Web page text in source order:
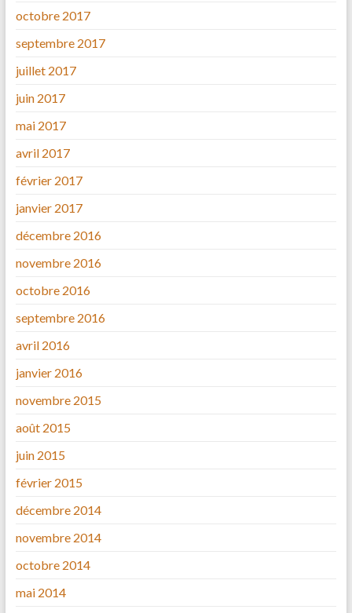
octobre 2017
septembre 2017
juillet 2017
juin 2017
mai 2017
avril 2017
février 2017
janvier 2017
décembre 2016
novembre 2016
octobre 2016
septembre 2016
avril 2016
janvier 2016
novembre 2015
août 2015
juin 2015
février 2015
décembre 2014
novembre 2014
octobre 2014
mai 2014